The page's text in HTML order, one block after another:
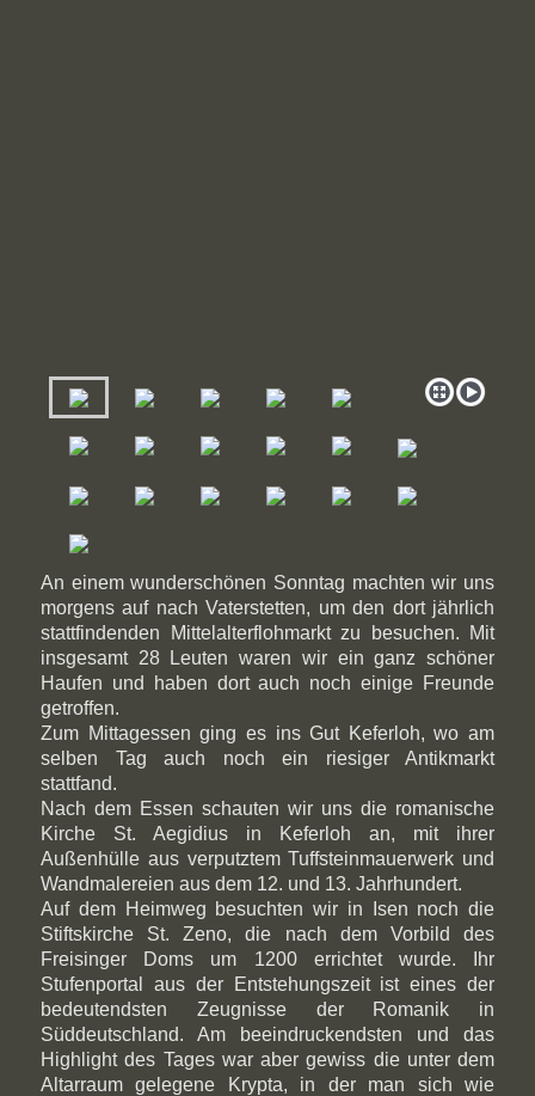
An einem wunderschönen Sonntag machten wir uns
morgens auf nach Vaterstetten, um den dort jährlich
stattfindenden Mittelalterflohmarkt zu besuchen. Mit
insgesamt 28 Leuten waren wir ein ganz schöner
Haufen und haben dort auch noch einige Freunde
getroffen.
Zum Mittagessen ging es ins Gut Keferloh, wo am
selben Tag auch noch ein riesiger Antikmarkt
stattfand.
Nach dem Essen schauten wir uns die romanische
Kirche St. Aegidius in Keferloh an, mit ihrer
Außenhülle aus verputztem Tuffsteinmauerwerk und
Wandmalereien aus dem 12. und 13. Jahrhundert.
Auf dem Heimweg besuchten wir in Isen noch die
Stiftskirche St. Zeno, die nach dem Vorbild des
Freisinger Doms um 1200 errichtet wurde. Ihr
Stufenportal aus der Entstehungszeit ist eines der
bedeutendsten Zeugnisse der Romanik in
Süddeutschland. Am beeindruckendsten und das
Highlight des Tages war aber gewiss die unter dem
Altarraum gelegene Krypta, in der man sich wie